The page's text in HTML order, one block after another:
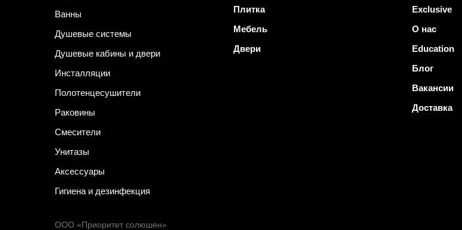
Ванны
Душевые системы
Душевые кабины и двери
Инсталляции
Полотенцесушители
Раковины
Смесители
Унитазы
Аксессуары
Гигиена и дезинфекция
Плитка
Мебель
Двери
Exclusive
О нас
Education
Блог
Вакансии
Доставка
ООО «Приоритет солюшен»